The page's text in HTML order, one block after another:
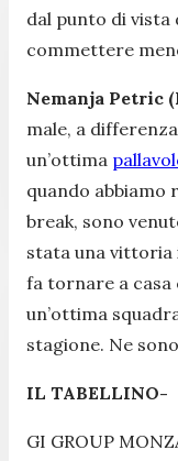
dal punto di vista
commettere
Nemanja Petric
male, a
un’ottima
quando abbiamo
break, sono
stata una vittoria
fa tornare a
un’ottima
stagione. Ne
IL TABELLINO-
GI GROUP